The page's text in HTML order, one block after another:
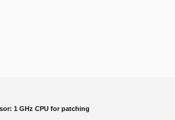
1 GHz CPU for patching